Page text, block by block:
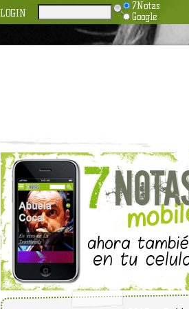
LOGIN
7Notas
Google